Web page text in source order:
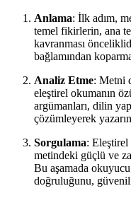
Anlama: İlk adım,
temel fikirlerin, ana
kavranması
bağlamından
Analiz Etme: Metni
eleştirel okumanın
argümanları, dilin
çözümleyerek
Sorgulama:
metindeki güçlü ve
Bu aşamada
doğruluğunu,